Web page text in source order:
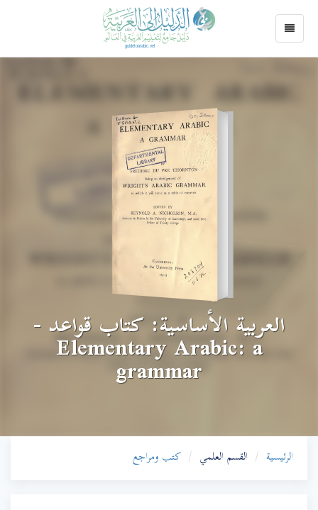
العربية الأساسية: كتاب قواعد -
Elementary Arabic: a
grammar
الرئيسية القسم العلمي كتب ومراجع